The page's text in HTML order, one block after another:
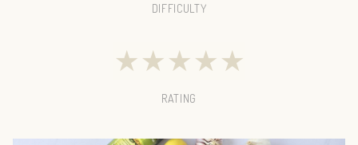
DIFFICULTY
★★★★★
RATING